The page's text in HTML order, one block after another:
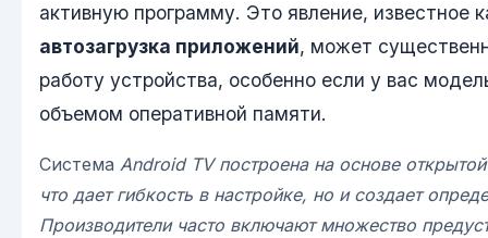
активную программу. Это явление, известное
автозагрузка приложений, может
работу устройства, особенно если у вас
объемом оперативной памяти.
Система Android TV построена на основе
что дает гибкость в настройке, но и создает
Производители часто включают множество